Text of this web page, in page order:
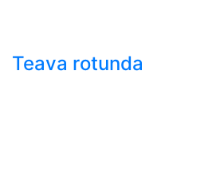
Teava rotunda